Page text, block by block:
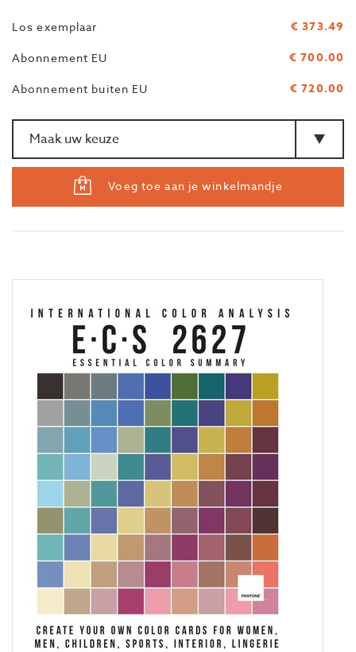
Los exemplaar € 373.49
Abonnement EU € 700.00
Abonnement buiten EU
€ 720.00
Voeg toe aan je winkelmandje